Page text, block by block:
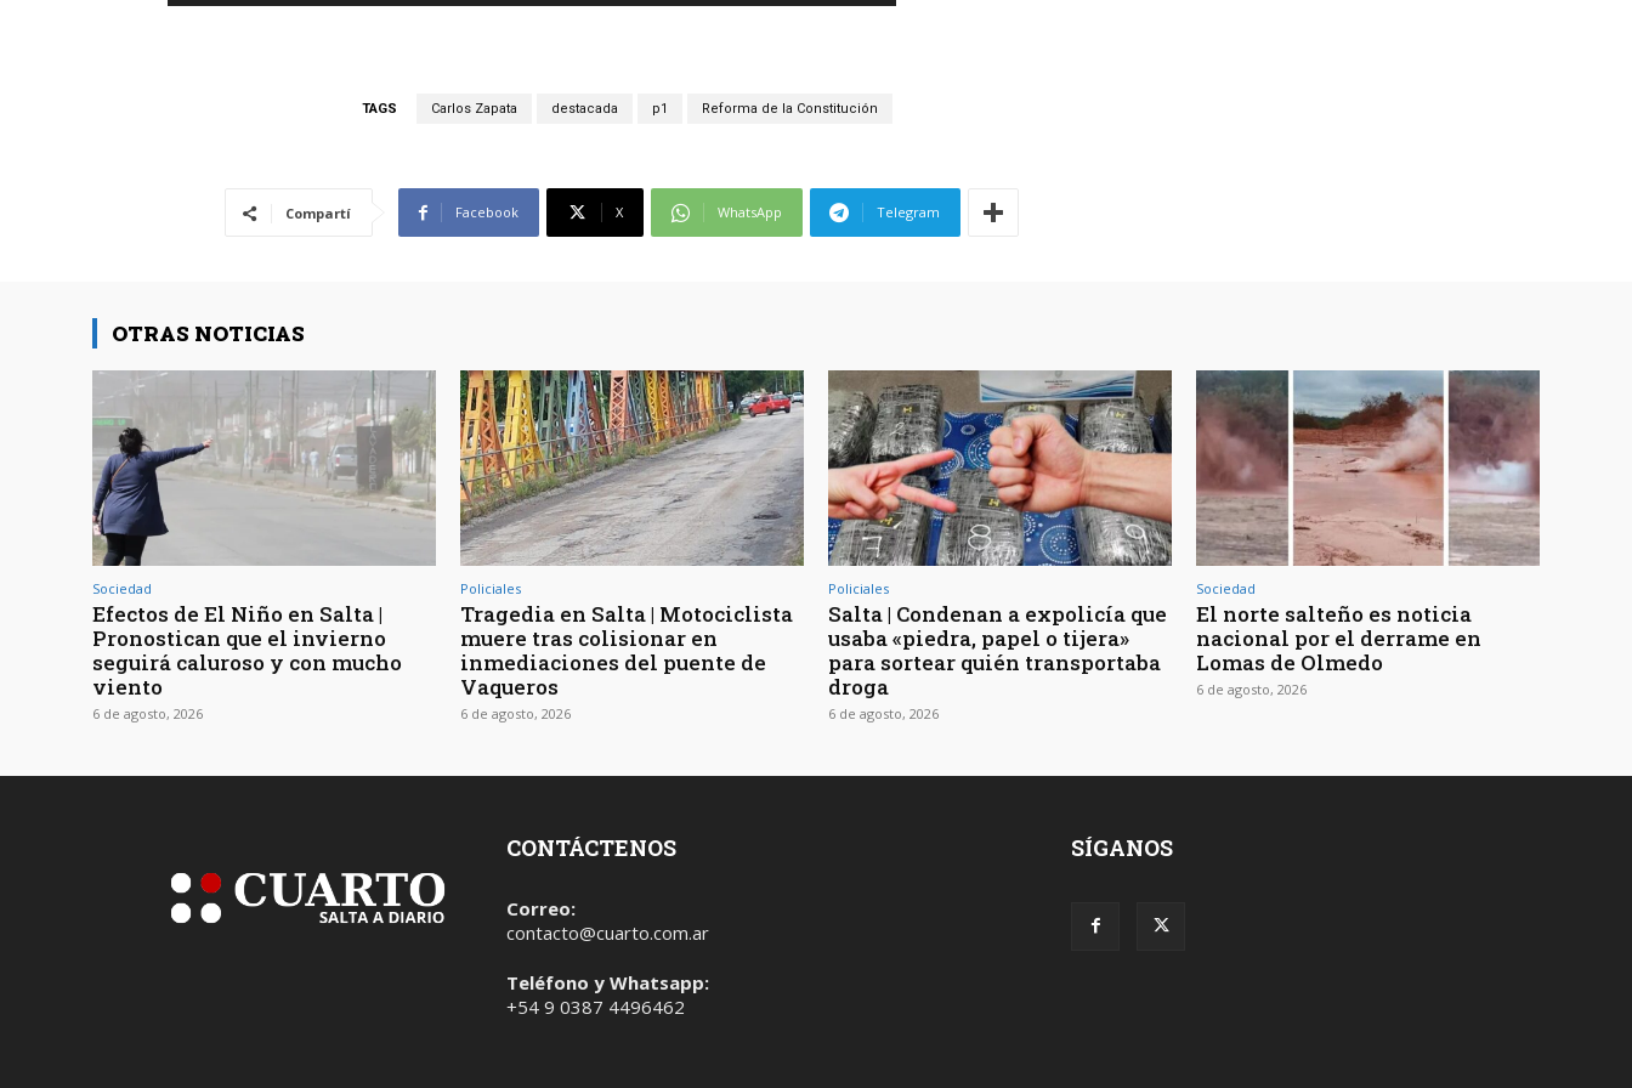
TAGS Carlos Zapata destacada p1 Reforma de la Constitución
Compartí Facebook X WhatsApp Telegram
OTRAS NOTICIAS
Sociedad
Efectos de El Niño en Salta |
Pronostican que el invierno
seguirá caluroso y con mucho
viento
6 de agosto, 2026
Policiales
Tragedia en Salta | Motociclista
muere tras colisionar en
inmediaciones del puente de
Vaqueros
6 de agosto, 2026
Policiales
Salta | Condenan a expolicía que
usaba «piedra, papel o tijera»
para sortear quién transportaba
droga
6 de agosto, 2026
Sociedad
El norte salteño es noticia
nacional por el derrame en
Lomas de Olmedo
6 de agosto, 2026
CONTÁCTENOS
Correo:
contacto@cuarto.com.ar
Teléfono y Whatsapp:
+54 9 0387 4496462
SÍGANOS